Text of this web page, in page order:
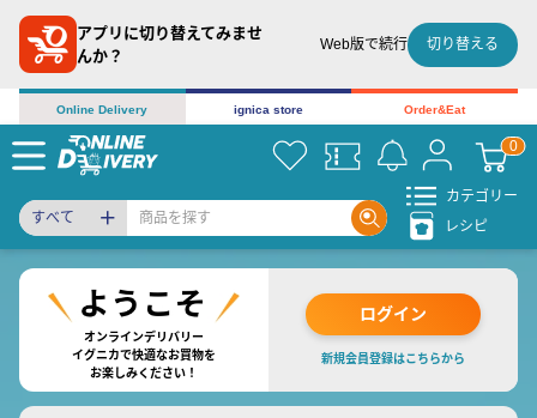
アプリに切り替えてみませ
んか？
Web版で続行 切り替える
Online Delivery ignica store Order&Eat
すべて
カテゴリー
レシピ
オンラインデリバリー
イグニカで快適なお買物を
お楽しみください！
ログイン
新規会員登録はこちらから